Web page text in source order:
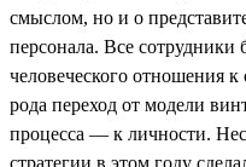
смыслом, но и о
персонала. Все сотрудники
человеческого отношения к
рода переход от модели
процесса — к личности.
стратегии в этом году